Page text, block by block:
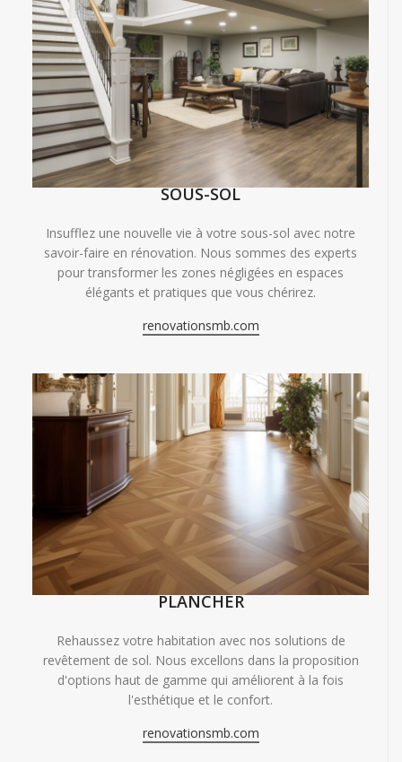
SOUS-SOL
Insufflez une nouvelle vie à votre sous-sol avec notre
savoir-faire en rénovation. Nous sommes des experts
pour transformer les zones négligées en espaces
élégants et pratiques que vous chérirez.
renovationsmb.com
PLANCHER
Rehaussez votre habitation avec nos solutions de
revêtement de sol. Nous excellons dans la proposition
d'options haut de gamme qui améliorent à la fois
l'esthétique et le confort.
renovationsmb.com